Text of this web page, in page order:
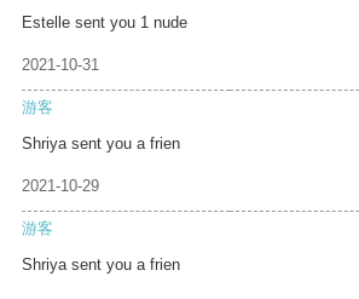
Estelle sent you 1 nude
2021-10-31
游客
Shriya sent you a frien
2021-10-29
游客
Shriya sent you a frien